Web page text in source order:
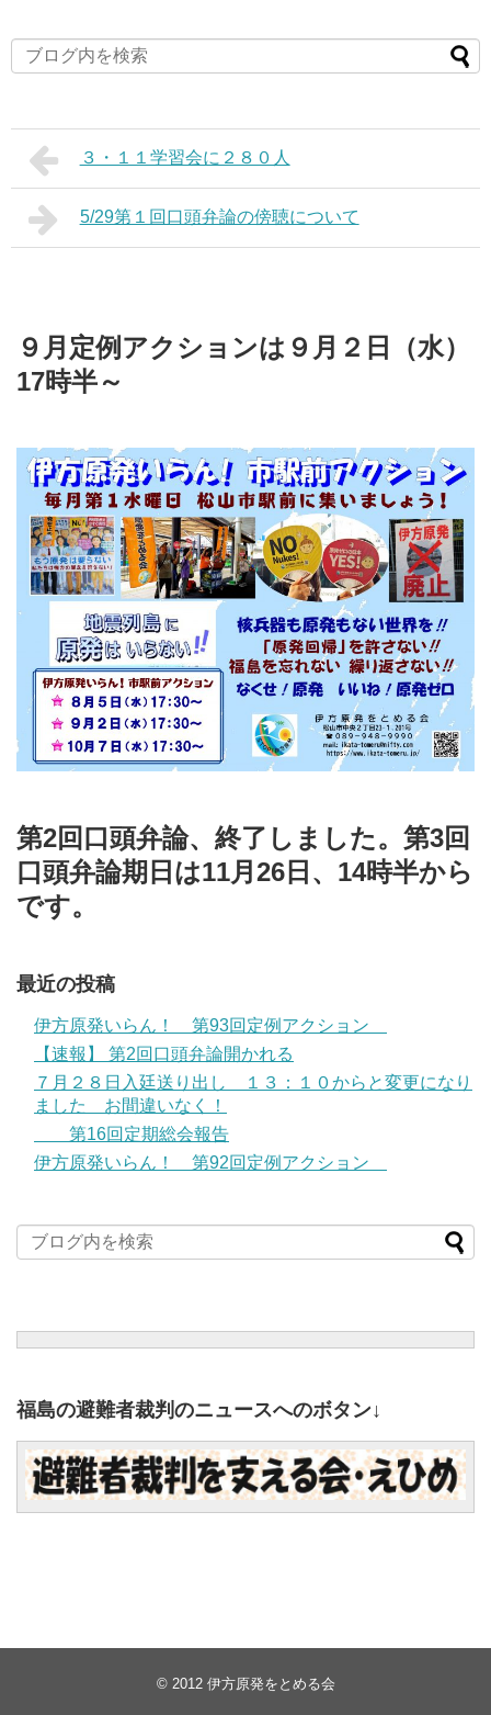
３・１１学習会に２８０人
5/29第１回口頭弁論の傍聴について
９月定例アクションは９月２日（水）
17時半～
第2回口頭弁論、終了しました。第3回
口頭弁論期日は11月26日、14時半から
です。
最近の投稿
伊方原発いらん！ 第93回定例アクション
【速報】 第2回口頭弁論開かれる
７月２８日入廷送り出し １３：１０からと変更になり
ました お間違いなく！
第16回定期総会報告
伊方原発いらん！ 第92回定例アクション
福島の避難者裁判のニュースへのボタン↓
© 2012 伊方原発をとめる会